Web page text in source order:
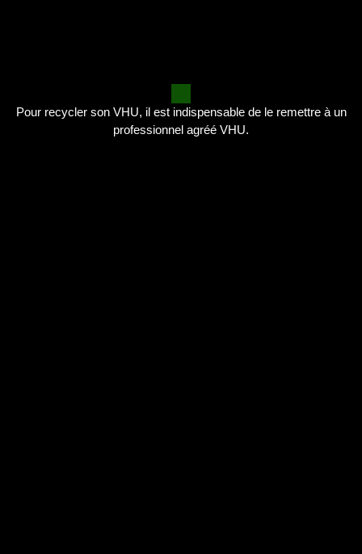
Pour recycler son VHU, il est indispensable de le remettre à un
professionnel agréé VHU.